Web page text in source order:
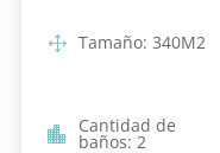
Tamaño: 340M2
Cantidad de
baños: 2